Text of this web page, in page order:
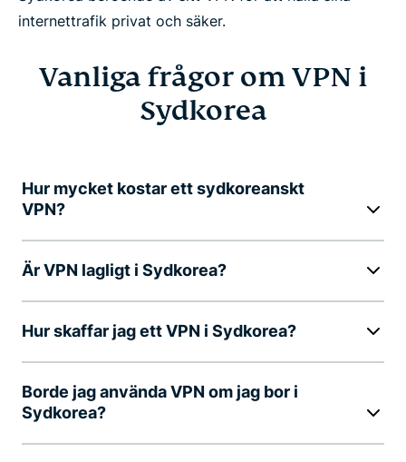
internettrafik privat och säker.
Vanliga frågor om VPN i
Sydkorea
Hur mycket kostar ett sydkoreanskt
VPN?
Är VPN lagligt i Sydkorea?
Hur skaffar jag ett VPN i Sydkorea?
Borde jag använda VPN om jag bor i
Sydkorea?